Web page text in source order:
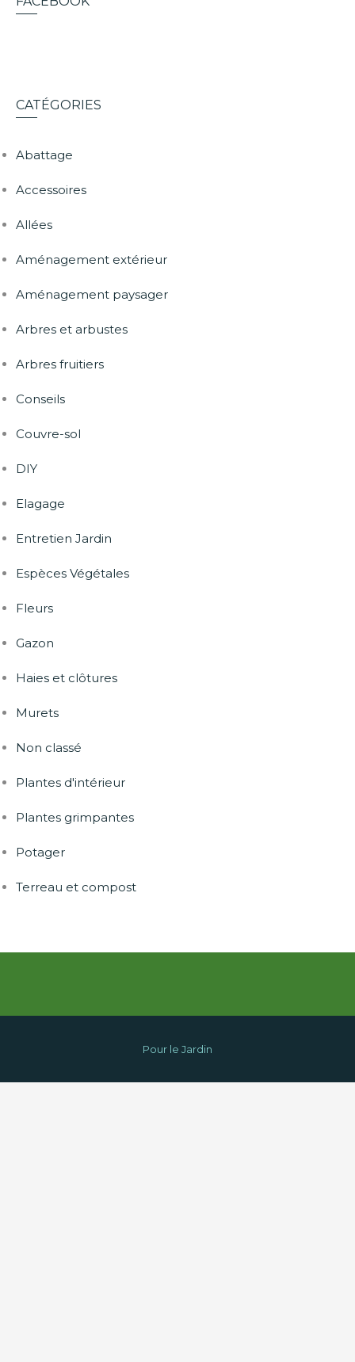
CATÉGORIES
Abattage
Accessoires
Allées
Aménagement extérieur
Aménagement paysager
Arbres et arbustes
Arbres fruitiers
Conseils
Couvre-sol
DIY
Elagage
Entretien Jardin
Espèces Végétales
Fleurs
Gazon
Haies et clôtures
Murets
Non classé
Plantes d'intérieur
Plantes grimpantes
Potager
Terreau et compost
Pour le Jardin